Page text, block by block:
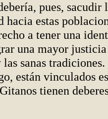
pues, sacudir
hacia estas
a tener una
una mayor
sanas
están vinculados
tienen